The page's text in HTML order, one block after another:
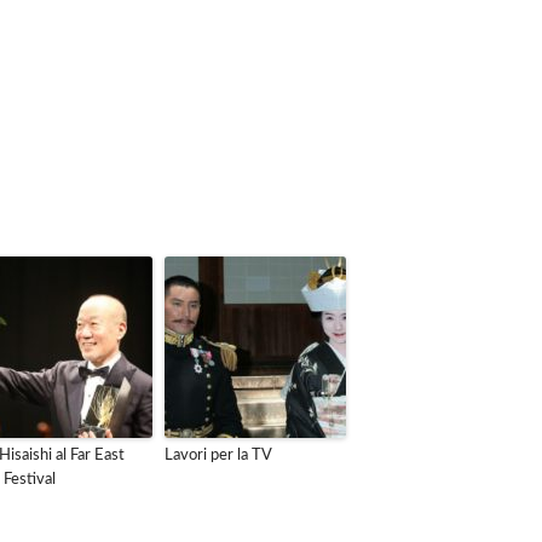
al Far East
Lavori per la TV